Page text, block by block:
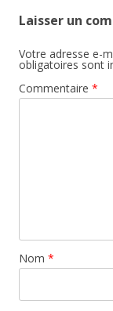
Laisser un
Votre adresse e-
obligatoires sont
Commentaire *
Nom *